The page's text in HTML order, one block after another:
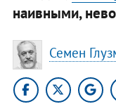
наивными,
Семен